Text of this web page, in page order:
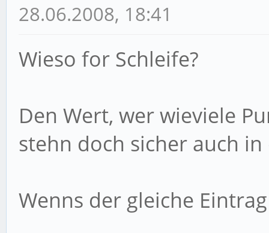
28.06.2008, 18:41
Wieso for Schleife?
Den Wert, wer wieviele
stehn doch sicher auch
Wenns der gleiche